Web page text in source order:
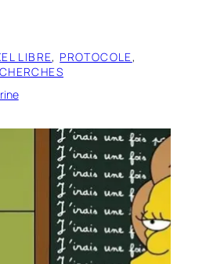
LIBRE, PROTOCOLE